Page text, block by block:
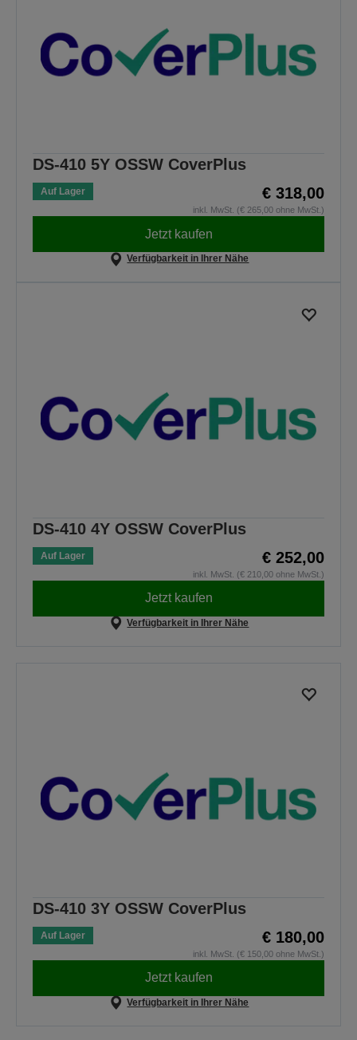
DS-410 5Y OSSW CoverPlus
Auf Lager € 318,00
inkl. MwSt. (€ 265,00 ohne MwSt.)
Jetzt kaufen
Verfügbarkeit in Ihrer Nähe
DS-410 4Y OSSW CoverPlus
Auf Lager € 252,00
inkl. MwSt. (€ 210,00 ohne MwSt.)
Jetzt kaufen
Verfügbarkeit in Ihrer Nähe
DS-410 3Y OSSW CoverPlus
Auf Lager € 180,00
inkl. MwSt. (€ 150,00 ohne MwSt.)
Jetzt kaufen
Verfügbarkeit in Ihrer Nähe